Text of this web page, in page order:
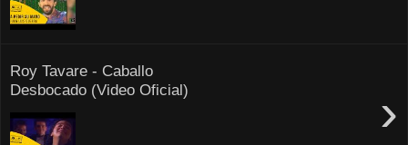
Roy Tavare - Caballo
Desbocado (Video Oficial)
›